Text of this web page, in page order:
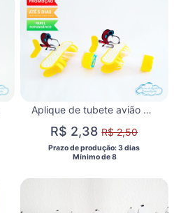
Aplique de tubete avião Snoopy
R$ 2,38R$ 2,50
Prazo de produção: 3 dias
  Mínimo de 8